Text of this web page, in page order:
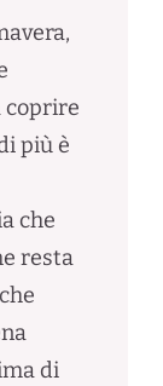
coprire
più è
che
resta
di